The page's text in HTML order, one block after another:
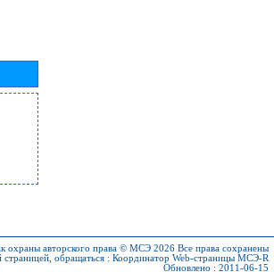
охраны авторского права © МСЭ 2026 Все права сохранены
обращаться : Координатор Web-страницы МСЭ-R
Обновлено : 2011-06-15